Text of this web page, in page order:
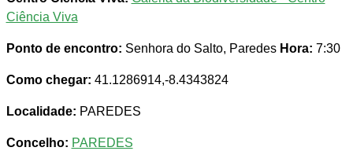
Ciência Viva
Ponto de encontro: Senhora do Salto, Paredes Hora: 7:30
Como chegar: 41.1286914,-8.4343824
Localidade: PAREDES
Concelho: PAREDES